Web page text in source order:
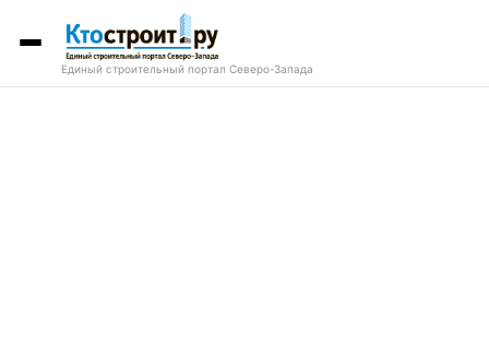
Единый строительный портал Северо-Запада